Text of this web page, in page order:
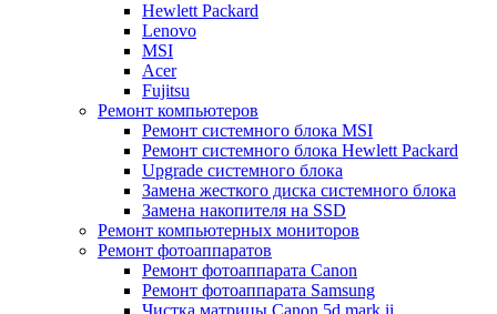
Hewlett Packard
Lenovo
MSI
Acer
Fujitsu
Ремонт компьютеров
Ремонт системного блока MSI
Ремонт системного блока Hewlett Packard
Upgrade системного блока
Замена жесткого диска системного блока
Замена накопителя на SSD
Ремонт компьютерных мониторов
Ремонт фотоаппаратов
Ремонт фотоаппарата Canon
Ремонт фотоаппарата Samsung
Чистка матрицы Canon 5d mark ii